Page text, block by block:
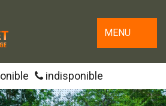
MENU
indisponible